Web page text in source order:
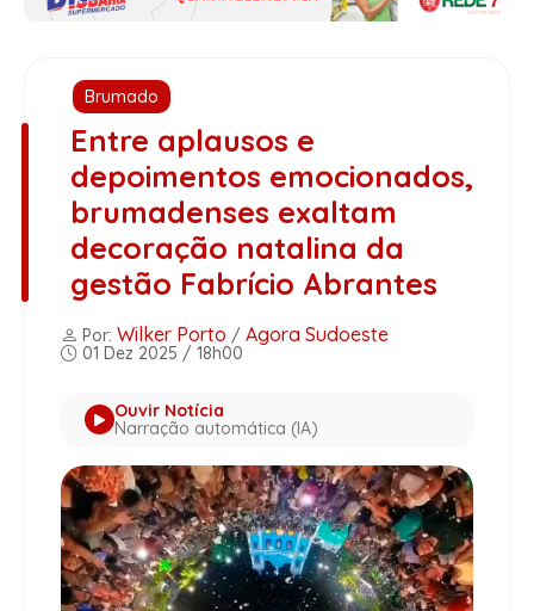
Brumado
Entre aplausos e
depoimentos emocionados,
brumadenses exaltam
decoração natalina da
gestão Fabrício Abrantes
Por: Wilker Porto / Agora Sudoeste
01 Dez 2025 / 18h00
Ouvir Notícia
Narração automática (IA)